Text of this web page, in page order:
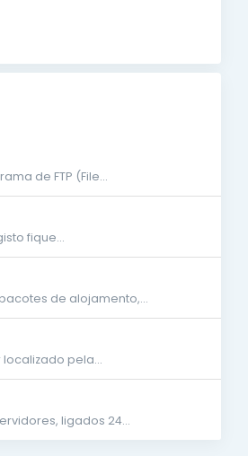
de FTP (File...
fique...
de alojamento,...
pela...
ligados 24...